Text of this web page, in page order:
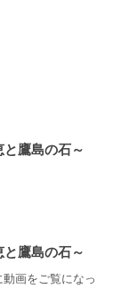
鷹島の石～
鷹島の石～
画をご覧になっ